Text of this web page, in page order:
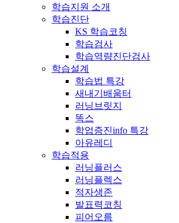
학습지원 소개
학습진단
KS 학습코칭
학습검사
학습역량진단검사
학습설계
학습법 특강
새내기배움터
러닝브릿지
똑스
학업증진info 특강
아유레디
학습적용
러닝플러스
러닝플렉스
적자생존
발표력코칭
피어오름